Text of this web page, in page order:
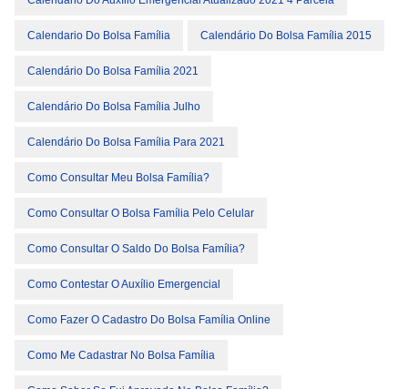
Calendario Do Bolsa Família Calendário Do Bolsa Família 2015
Calendário Do Bolsa Família 2021
Calendário Do Bolsa Família Julho
Calendário Do Bolsa Família Para 2021
Como Consultar Meu Bolsa Família?
Como Consultar O Bolsa Família Pelo Celular
Como Consultar O Saldo Do Bolsa Família?
Como Contestar O Auxílio Emergencial
Como Fazer O Cadastro Do Bolsa Família Online
Como Me Cadastrar No Bolsa Família